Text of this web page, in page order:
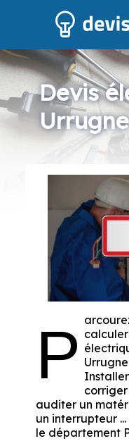
Devis
Urrugne
P
auditer un
un interrupteur
le département